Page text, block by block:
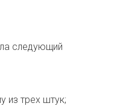
следующий
из трех штук;